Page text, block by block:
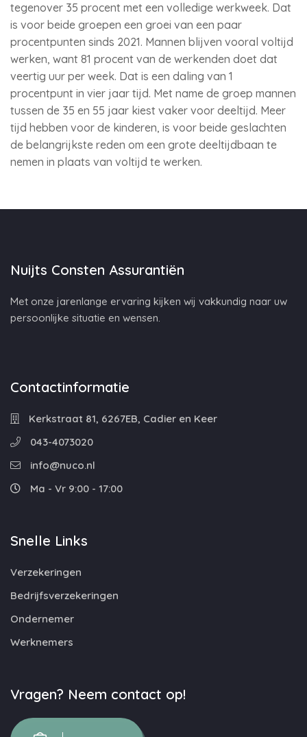
tegenover 35 procent met een volledige werkweek. Dat
is voor beide groepen een groei van een paar
procentpunten sinds 2021. Mannen blijven vooral voltijd
werken, want 81 procent van de werkenden doet dat
veertig uur per week. Dat is een daling van 1
procentpunt in vier jaar tijd. Met name de groep mannen
tussen de 35 en 55 jaar kiest vaker voor deeltijd. Meer
tijd hebben voor de kinderen, is voor beide geslachten
de belangrijkste reden om een grote deeltijdbaan te
nemen in plaats van voltijd te werken.
Nuijts Consten Assurantiën
Met onze jarenlange ervaring kijken wij vakkundig naar uw
persoonlijke situatie en wensen.
Contactinformatie
Kerkstraat 81, 6267EB, Cadier en Keer
043-4073020
info@nuco.nl
Ma - Vr 9:00 - 17:00
Snelle Links
Verzekeringen
Bedrijfsverzekeringen
Ondernemer
Werknemers
Vragen? Neem contact op!